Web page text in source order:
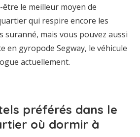
le meilleur moyen de
qui respire encore les
suranné, mais vous pouvez aussi
en gyropode Segway, le véhicule
actuellement.
préférés dans le
où dormir à